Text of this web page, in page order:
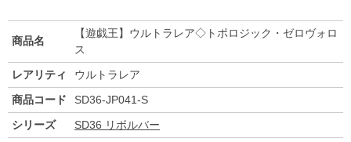
商品名
【遊戯王】ウルトラレア◇トポロジック・ゼロヴォロ
ス
レアリティ
ウルトラレア
商品コード
SD36-JP041-S
シリーズ
SD36 リボルバー